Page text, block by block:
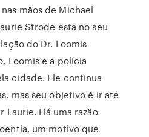
mãos de Michael
Strode está no seu
do Dr. Loomis
Loomis e a polícia
cidade. Ele continua
mas seu objetivo é ir até
Laurie. Há uma razão
um motivo que